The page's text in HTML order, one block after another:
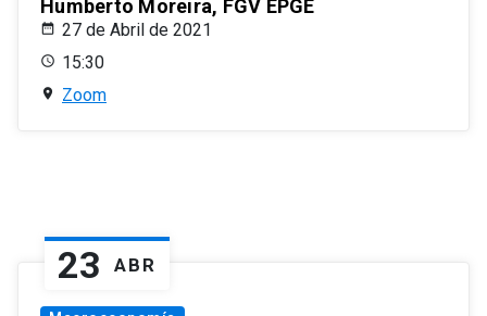
Humberto Moreira, FGV EPGE
27 de Abril de 2021
15:30
Zoom
23 ABR